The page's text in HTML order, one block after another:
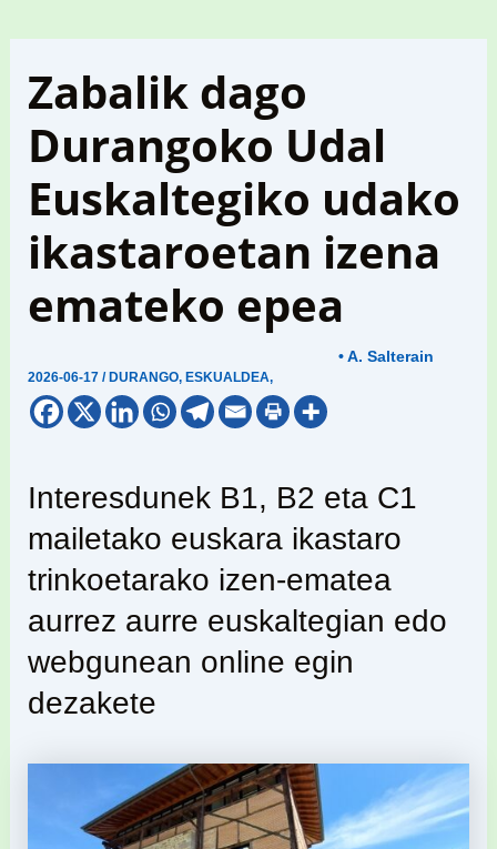
Zabalik dago
Durangoko Udal
Euskaltegiko udako
ikastaroetan izena
emateko epea
2026-06-17/ DURANGO, ESKUALDEA,
• A. Salterain
Interesdunek B1, B2 eta C1
mailetako euskara ikastaro
trinkoetarako izen-ematea
aurrez aurre euskaltegian edo
webgunean online egin
dezakete